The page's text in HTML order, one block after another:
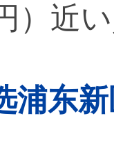
）近
浦东